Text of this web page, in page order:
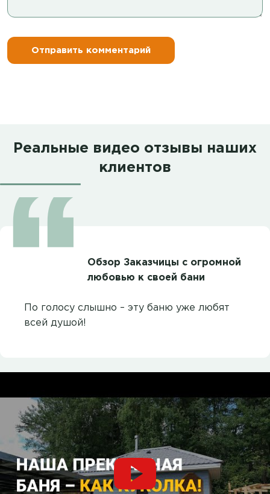
Реальные видео отзывы наших
клиентов
Обзор Заказчицы с огромной
любовью к своей бани
По голосу слышно – эту баню уже любят
всей душой!